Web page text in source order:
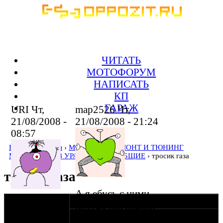
ЧИТАТЬ
МОТОФОРУМ
НАПИСАТЬ
КП
ГАРАЖ
Home ›Форумы › MOTOFAQ : РЕМОНТ И ТЮНИНГ
МОТОЦИКЛОВ УРАЛ, ДНЕПР ›ОБЩИЕ › тросик газа
тросик газа
URI Чт,
21/08/2008 -
08:57
map2526 Чт,
21/08/2008 - 21:24
А я ебусь с ними